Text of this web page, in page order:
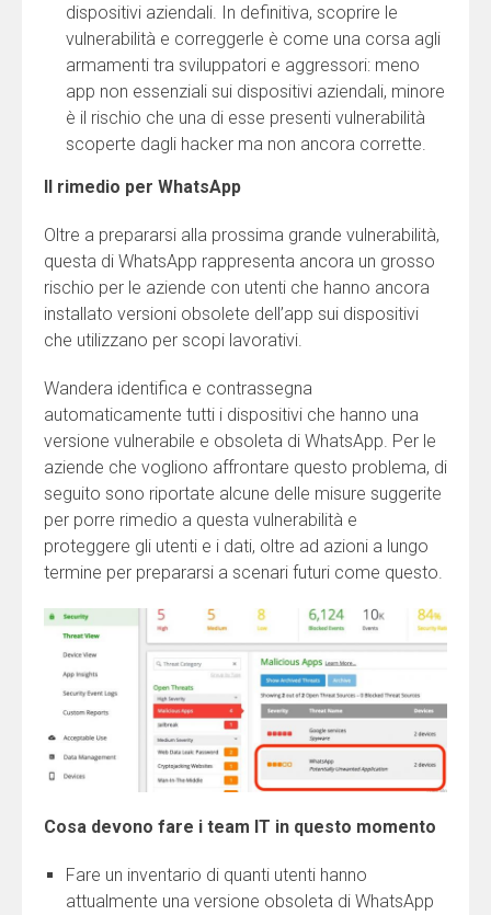
dispositivi aziendali. In definitiva, scoprire le
vulnerabilità e correggerle è come una corsa agli
armamenti tra sviluppatori e aggressori: meno
app non essenziali sui dispositivi aziendali, minore
è il rischio che una di esse presenti vulnerabilità
scoperte dagli hacker ma non ancora corrette.
Il rimedio per WhatsApp
Oltre a prepararsi alla prossima grande vulnerabilità,
questa di WhatsApp rappresenta ancora un grosso
rischio per le aziende con utenti che hanno ancora
installato versioni obsolete dell’app sui dispositivi
che utilizzano per scopi lavorativi.
Wandera identifica e contrassegna
automaticamente tutti i dispositivi che hanno una
versione vulnerabile e obsoleta di WhatsApp. Per le
aziende che vogliono affrontare questo problema, di
seguito sono riportate alcune delle misure suggerite
per porre rimedio a questa vulnerabilità e
proteggere gli utenti e i dati, oltre ad azioni a lungo
termine per prepararsi a scenari futuri come questo.
Cosa devono fare i team IT in questo momento
Fare un inventario di quanti utenti hanno
attualmente una versione obsoleta di WhatsApp